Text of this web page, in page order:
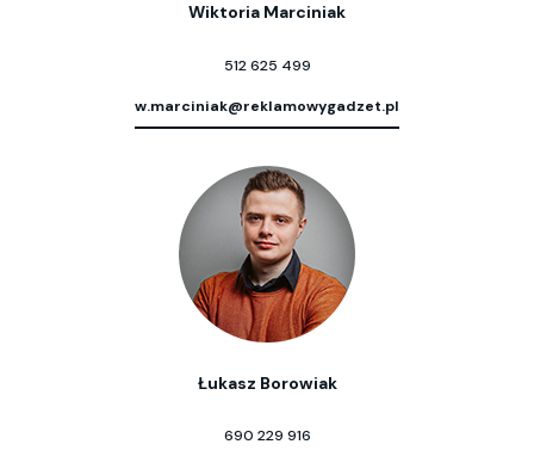
Wiktoria Marciniak
512 625 499
w.marciniak@reklamowygadzet.pl
Łukasz Borowiak
690 229 916